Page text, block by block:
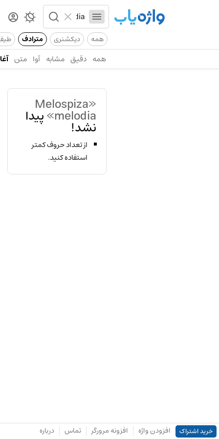
همه دیکشنری مترادف
همه دقیق مشابه آوا متن
«Melospiza
melodia» پیدا
نشد!
از تعداد حروف کمتر
استفاده کنید.
خرید اشتراک افزودن واژه افزونه مرورگر تماس درباره